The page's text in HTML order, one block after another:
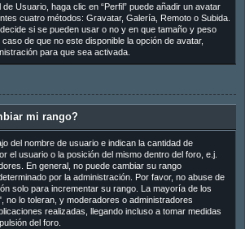
Usuario, haga clic en “Perfil” puede añadir un avatar
cuatro métodos: Gravatar, Galería, Remoto o Subida.
si se pueden usar o no y en que tamaño y peso
de que no este disponible la opción de avatar,
para que sea activada.
mi rango?
del nombre de usuario e indican la cantidad de
el usuario o la posición del mismo dentro del foro, e.j.
En general, no puede cambiar su rango
por la administración. Por favor, no abuse de
solo para incrementar su rango. La mayoría de los
no lo toleran, y moderadores o administradores
realizadas, llegando incluso a tomar medidas
del foro.